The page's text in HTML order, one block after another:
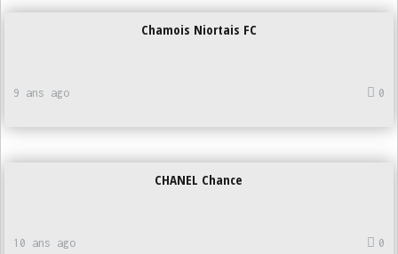
Chamois Niortais FC
0
9 ans ago
CHANEL Chance
0
10 ans ago